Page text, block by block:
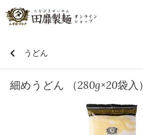
うどん
細めうどん （280g×20袋入）